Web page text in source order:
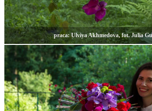
praca: Ulviya Akhmedova, fot. Julia